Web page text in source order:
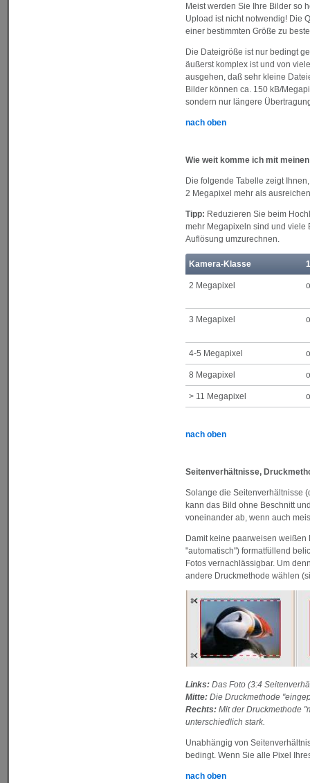
Meist werden Sie Ihre Bilder so
Upload ist nicht notwendig! Die
einer bestimmten Größe zu
Die Dateigröße ist nur bedingt
äußerst komplex ist und von
ausgehen, daß sehr kleine
Bilder können ca. 150 kB/
sondern nur längere
nach oben
Wie weit komme ich mit
Die folgende Tabelle zeigt
2 Megapixel mehr als
Tipp: Reduzieren Sie beim
mehr Megapixeln sind und viele
Auflösung umzurechnen.
Kamera-Klasse
2 Megapixel
3 Megapixel
4-5 Megapixel
8 Megapixel
> 11 Megapixel
nach oben
Seitenverhältnisse,
Solange die Seitenverhältnisse
kann das Bild ohne Beschnitt
voneinander ab, wenn auch
Damit keine paarweisen
"automatisch") formatfüllend
Fotos vernachlässigbar. Um
andere Druckmethode wählen
Links: Das Foto (3:4
Mitte: Die Druckmethode
Rechts: Mit der Druckmethode
unterschiedlich stark.
Unabhängig von
bedingt. Wenn Sie alle Pixel
nach oben